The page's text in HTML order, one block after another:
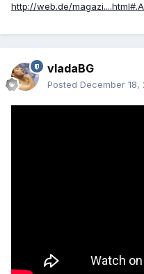
http://web.de/
vladaBG
Posted December 18,